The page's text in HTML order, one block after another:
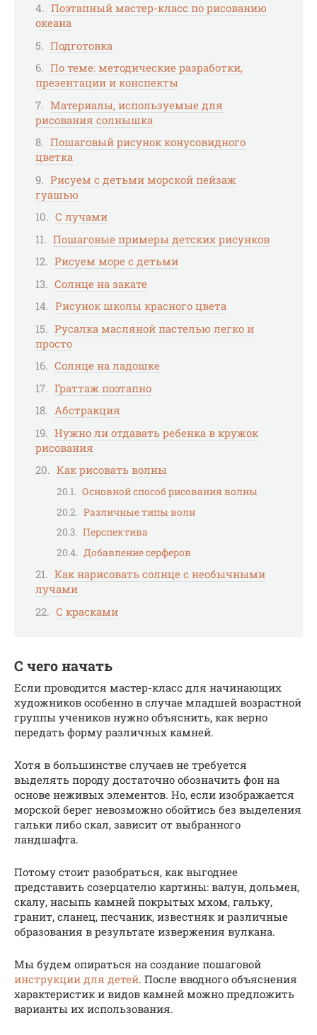
Поэтапный мастер-класс по рисованию
океана
Подготовка
По теме: методические разработки,
презентации и конспекты
Материалы, используемые для
рисования солнышка
Пошаговый рисунок конусовидного
цветка
Рисуем с детьми морской пейзаж
гуашью
С лучами
Пошаговые примеры детских рисунков
Рисуем море с детьми
Солнце на закате
Рисунок школы красного цвета
Русалка масляной пастелью легко и
просто
Солнце на ладошке
Граттаж поэтапно
Абстракция
Нужно ли отдавать ребенка в кружок
рисования
Как рисовать волны
Основной способ рисования волны
Различные типы волн
Перспектива
Добавление серферов
Как нарисовать солнце с необычными
лучами
С красками
С чего начать
Если проводится мастер-класс для начинающих
художников особенно в случае младшей возрастной
группы учеников нужно объяснить, как верно
передать форму различных камней.
Хотя в большинстве случаев не требуется
выделять породу достаточно обозначить фон на
основе неживых элементов. Но, если изображается
морской берег невозможно обойтись без выделения
гальки либо скал, зависит от выбранного
ландшафта.
Потому стоит разобраться, как выгоднее
представить созерцателю картины: валун, дольмен,
скалу, насыпь камней покрытых мхом, гальку,
гранит, сланец, песчаник, известняк и различные
образования в результате извержения вулкана.
Мы будем опираться на создание пошаговой
инструкции для детей. После вводного объяснения
характеристик и видов камней можно предложить
варианты их использования.